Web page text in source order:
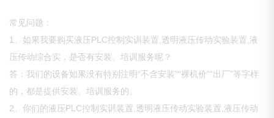
常见问题：
1、如果我要购买液压PLC控制实训装置,透明液压传动实验装置,液
压传动综合实，是否有安装、培训服务呢？
答：我们的设备如果没有特别注明“不含安装”“裸机价”“出厂”等字样
的，都是提供安装、培训服务的。
2、你们的液压PLC控制实训装置,透明液压传动实验装置,液压传动